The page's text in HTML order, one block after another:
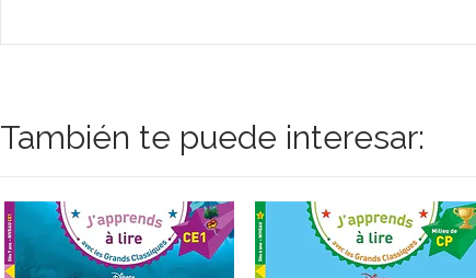
También te puede interesar: